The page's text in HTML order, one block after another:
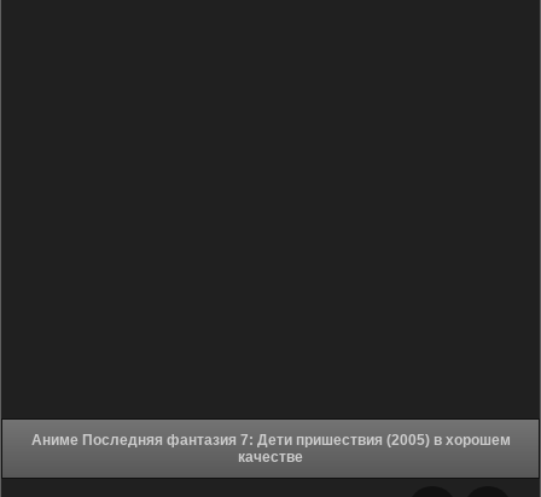
Аниме Последняя фантазия 7: Дети пришествия (2005) в хорошем
качестве